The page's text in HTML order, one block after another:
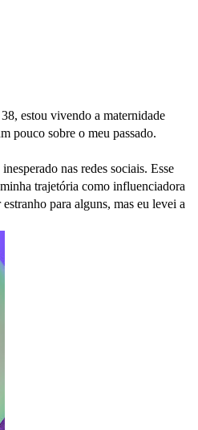
estou vivendo a maternidade
pouco sobre o meu passado.
nas redes sociais. Esse
trajetória como influenciadora
para alguns, mas eu levei a